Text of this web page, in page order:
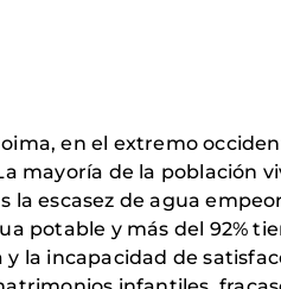
en el extremo
mayoría de la población
escasez de agua
potable y más del 92%
la incapacidad de